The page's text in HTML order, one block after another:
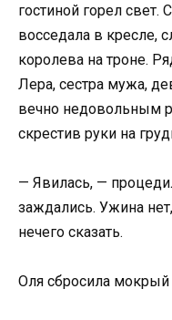
гостиной горел
восседала в кресле,
королева на троне.
Лера, сестра мужа,
вечно недовольным
скрестив руки на
— Явилась, —
заждались. Ужина
нечего сказать.
Оля сбросила